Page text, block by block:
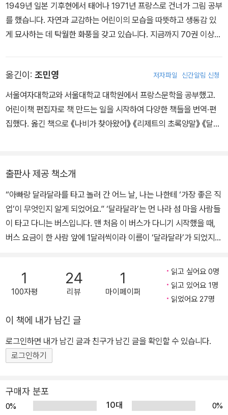
1949년 일본 기후현에서 태어나 1971년 프랑스로 건너가 그림 공부
를 했습니다. 자연과 교감하는 어린이의 모습을 따뜻하고 생동감 있
게 묘사하는 데 탁월한 화풍을 갖고 있습니다. 지금까지 70권 이상의
산케이 아동출판문화상 미술상과 파리 시장상을 받았습니다. 현재 프
랑스 몽마르트르 언덕에 살면서 그림책 작가로 활동하고 있습니다.
옮긴이: 조민영 저자파일 신간알림 신청
서울여자대학교와 서울대학교 대학원에서 프랑스문학을 공부했고.
어린이책 편집자로 책 만드는 일을 시작하여 다양한 책들을 번역·편
집했다. 옮긴 책으로 《나비가 찾아왔어》 《리제트의 초록양말》 《달라
다.
출판사 제공 책소개
“아빠랑 달라달라를 타고 놀러 간 어느 날, 나는 나한테 ‘가장 좋은 직
업’이 무엇인지 알게 되었어요.” ‘달라달라’는 먼 나라 섬 마을 사람들
이 타고 다니는 버스입니다. 맨 처음 이 버스가 다니기 시작했을 때,
버스 요금이 한 사람 앞에 1달러씩이라 이름이 ‘달라달라’가 되었지
을 때 달라달라를 몰았고요. 그리고 쥐마 역시 이다음에 커서 달라달
라 운전사가 되고자 합니다. 하지만 할아버지는 쥐마에게 달라달라
운전사보다 더 좋은 직업을 가졌으면 좋겠다고 말하지요. 그러자 쥐
인데요?” 아이의 눈으로 본 ‘진짜 좋은 직업’에 관한 이야기 직업에는
귀천이 없다지만 세상에는 분명 ‘더 좋은’ 직업들이 있습니다. 대부분
사회적인 잣대로 돈을 많이 벌거나, 명예를 쌓거나, 남들에게 존경과
부러움을 사는 직업을 좋다고 하지요. 하지만 아이들은 직업에 대해
하는 걸 실컷 할 수 있는 직업을 최고라고 여깁니다. 청소부나 수위 아
저씨, 가사도우미가 되고 싶다고 말하는 아이들이 있는 것도 바로 이
1
100자평
24
리뷰
1
마이페이퍼
읽고 싶어요 0명
읽고 있어요 1명
읽었어요 27명
이 책에 내가 남긴 글
로그인하면 내가 남긴 글과 친구가 남긴 글을 확인할 수 있습니다.
로그인하기
구매자 분포
0% 10대 0%